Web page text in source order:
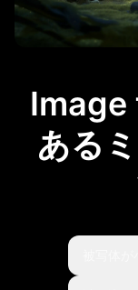
Image
ある低品質
ぼやけた
します。
ちです。